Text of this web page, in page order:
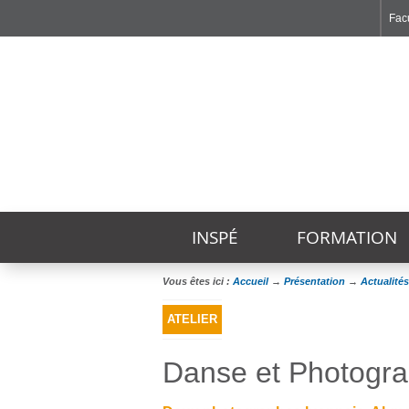
INSPÉ FORMATION
Vous êtes ici : Accueil→ Présentation→ Actualités
ATELIER
Danse et